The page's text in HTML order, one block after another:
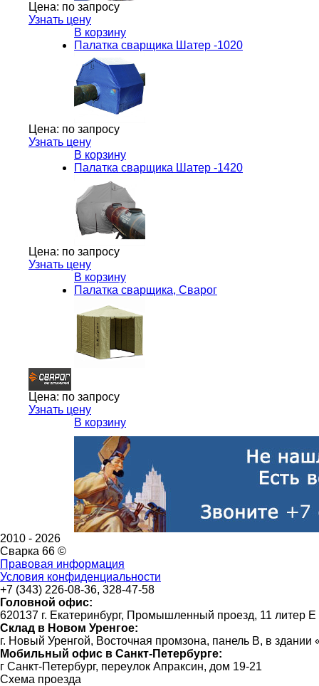
Цена: по запросу
Узнать цену
В корзину
Палатка сварщика Шатер -1020
Цена: по запросу
Узнать цену
В корзину
Палатка сварщика Шатер -1420
Цена: по запросу
Узнать цену
В корзину
Палатка сварщика, Сварог
Цена: по запросу
Узнать цену
В корзину
2010 - 2026
Сварка 66 ©
Правовая информация
Условия конфиденциальности
+7 (343) 226-08-36, 328-47-58
Головной офис:
620137 г. Екатеринбург, Промышленный проезд, 11 литер Е
Склад в Новом Уренгое:
г. Новый Уренгой, Восточная промзона, панель В, в
Мобильный офис в Санкт-Петербурге:
г Санкт-Петербург, переулок Апраксин, дом 19-21
Схема проезда